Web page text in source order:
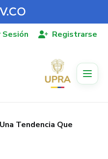
Sesión Registrarse
Tendencia Que